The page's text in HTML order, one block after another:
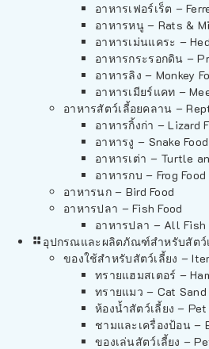
อาหารเฟอร์เร็ต –
อาหารหนู – Rats &
อาหารเม่นแคระ –
อาหารกระรอกดิน –
อาหารลิง – Monkey
อาหารเมียร์แคท –
อาหารสัตว์เลี้อยคลาน –
อาหารกิ้งก่า – Lizard
อาหารงู – Snake Food
อาหารเต่า – Turtle
อาหารกบ – Frog Food
อาหารนก – Bird Food
อาหารปลา – Fish Food
อาหารปลา – All Fish
อุปกรณและผลิตภัณฑ์สำหรับสัตว์
ของใช้สำหรับสัตว์เลี้ยง –
ทรายแฮมสเตอร์ –
ทรายแมว – Cat Sand
ห้องน้ำสัตว์เลี้ยง –
ชามและเครื่องป้อน –
ของเล่นสัตว์เลี้ยง –